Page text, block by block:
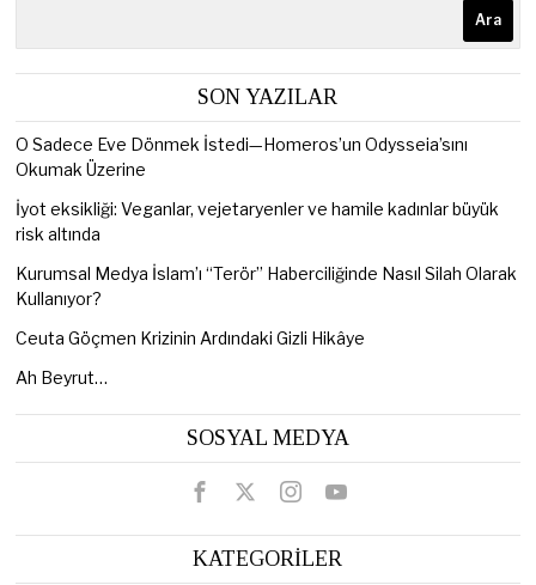
Ara
SON YAZILAR
O Sadece Eve Dönmek İstedi—Homeros’un Odysseia’sını
Okumak Üzerine
İyot eksikliği: Veganlar, vejetaryenler ve hamile kadınlar büyük
risk altında
Kurumsal Medya İslam’ı “Terör” Haberciliğinde Nasıl Silah Olarak
Kullanıyor?
Ceuta Göçmen Krizinin Ardındaki Gizli Hikâye
Ah Beyrut…
SOSYAL MEDYA
KATEGORİLER